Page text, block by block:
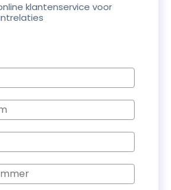
klantenservice voor